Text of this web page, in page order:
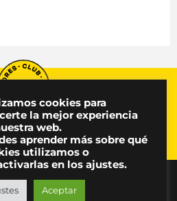
Nacional a la
Comunicación 2024
cookies para
la mejor experiencia
web.
aprender más sobre qué
utilizamos o
en los ajustes.
Aceptar